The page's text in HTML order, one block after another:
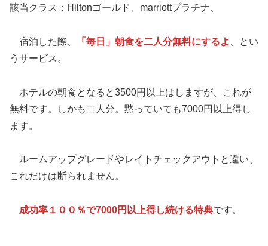
該当クラス：Hiltonゴールド、marriottプラチナ、
宿泊した際、 「毎日」朝食を二人分無料にするよ
、とい
うサービス。
ホテルの朝食となると3500円以上はしますが、これが
無料です。しかも二人分。黙っていても7000円以上得し
ます。
ルームアップグレードやレイトチェックアウトと違い、
これだけは断られません。
成功率１００％で7000円以上得し続ける特典です。